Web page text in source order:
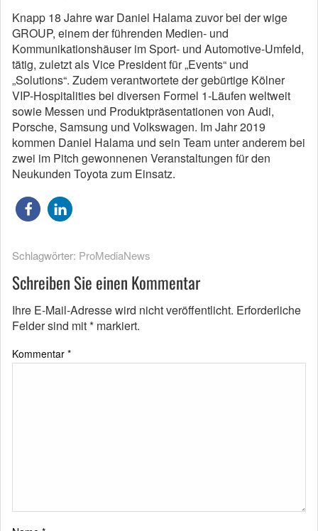
Knapp 18 Jahre war Daniel Halama zuvor bei der wige
GROUP, einem der führenden Medien- und
Kommunikationshäuser im Sport- und Automotive-Umfeld,
tätig, zuletzt als Vice President für „Events“ und
„Solutions“. Zudem verantwortete der gebürtige Kölner
VIP-Hospitalities bei diversen Formel 1-Läufen weltweit
sowie Messen und Produktpräsentationen von Audi,
Porsche, Samsung und Volkswagen. Im Jahr 2019
kommen Daniel Halama und sein Team unter anderem bei
zwei im Pitch gewonnenen Veranstaltungen für den
Neukunden Toyota zum Einsatz.
Schlagwörter: ProMediaNews
Schreiben Sie einen Kommentar
Ihre E-Mail-Adresse wird nicht veröffentlicht. Erforderliche
Felder sind mit* markiert.
Kommentar *